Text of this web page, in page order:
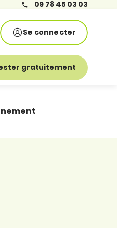
09 78 45 03 03
Se connecter
gratuitement